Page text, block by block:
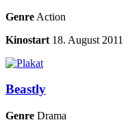
Genre Action
Kinostart 18. August 2011
Beastly
Genre Drama